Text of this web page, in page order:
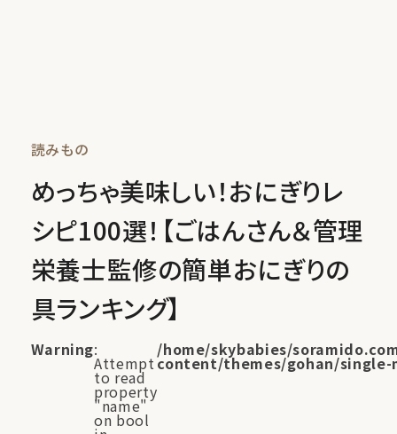
読みもの
めっちゃ美味しい！おにぎりレ
シピ100選！【ごはんさん＆管理
栄養士監修の簡単おにぎりの
具ランキング】
Warning:
Attempt
to read
property
"name"
on bool
/home/skybabies/
content/themes/gohan/single-